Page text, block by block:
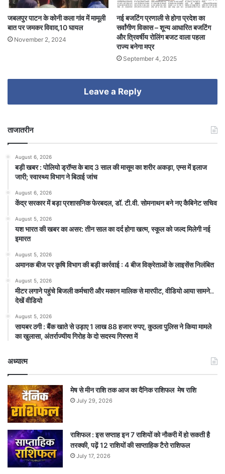
जबलपुर पाटन के कोनी कला गांव में मामूली
बात पर जमकर विवाद,10 घायल
November 2, 2024
नई बजटिंग प्रणाली से होगा प्रदेश का
सर्वांगीण विकास – शून्य आधारित बजटिंग
और त्रिवर्षीय रोलिंग बजट वाला पहला
राज्य बनेगा मप्र
September 4, 2025
Leave a Reply
ताजातरीन
August 6, 2026
बड़ी खबर : पोलियो ड्रॉप्स के बाद 3 साल की मासूम का शरीर अकड़ा, एम्स में इलाज
जारी; स्वास्थ्य विभाग ने बिठाई जांच
August 6, 2026
केंद्र सरकार में बड़ा प्रशासनिक फेरबदल, डॉ. टी.वी. सोमनाथन बने नए कैबिनेट सचिव
August 5, 2026
यश भारत की खबर का असर: तीन साल का दर्द होगा खत्म, स्कूल को जल्द मिलेगी नई
इमारत
August 5, 2026
अमानक बीज पर कृषि विभाग की बड़ी कार्रवाई : 4 बीज विक्रेताओं के लाइसेंस निलंबित
August 5, 2026
मीटर लगाने पहुंचे बिजली कर्मचारी और मकान मालिक से मारपीट, वीडियो आया सामने..
देखें वीडियो
August 5, 2026
सायबर ठगी : बैंक खाते से उड़ाए 1 लाख 88 हजार रुपए, कुठला पुलिस ने किया मामले
का खुलासा, अंतर्राज्यीय गिरोह के दो सदस्य गिरफ्त में
अध्यात्म
मेष से मीन राशि तक आज का दैनिक राशिफल मेष राशि
July 29, 2026
राशिफल : इस सप्ताह इन 7 राशियों को नौकरी में हो सकती है
तरक्की, पढ़ें 12 राशियों की साप्ताहिक टैरो राशिफल
July 17, 2026